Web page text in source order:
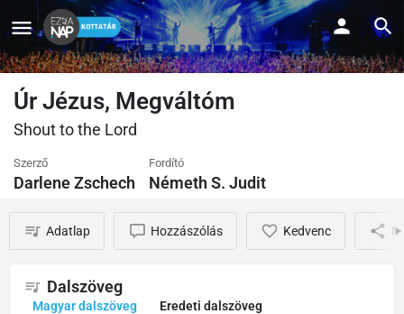
Úr Jézus, Megváltóm
Shout to the Lord
Szerző
Darlene Zschech
Fordító
Németh S. Judit
Adatlap Hozzászólás Kedvenc
Dalszöveg
Magyar dalszöveg Eredeti dalszöveg